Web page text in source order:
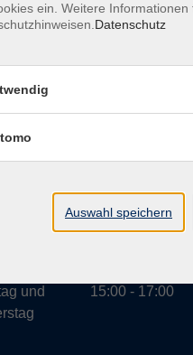
und
15:00 - 17:00
ein. Weitere Informationen
Datenschutz
Auswahl speichern